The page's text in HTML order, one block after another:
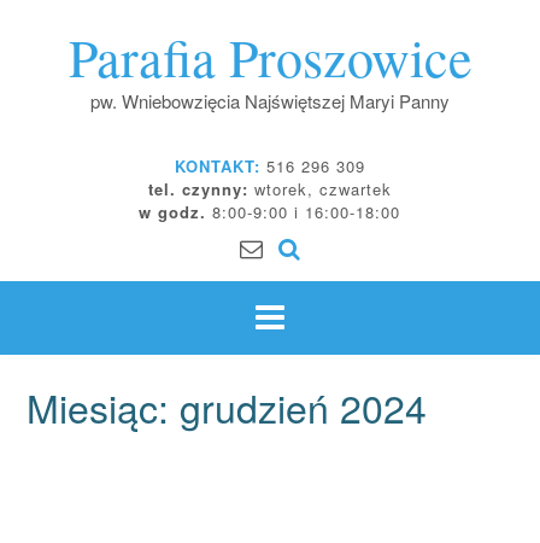
Parafia Proszowice
pw. Wniebowzięcia Najświętszej Maryi Panny
KONTAKT: 516 296 309
tel. czynny: wtorek, czwartek
w godz. 8:00-9:00 i 16:00-18:00
Miesiąc: grudzień 2024